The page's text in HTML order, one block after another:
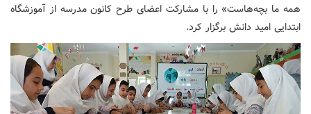
همه ما بچه‌هاست» را با مشارکت اعضای طرح کانون مدرسه از آموزشگاه
ابتدایی امید دانش برگزار کرد.